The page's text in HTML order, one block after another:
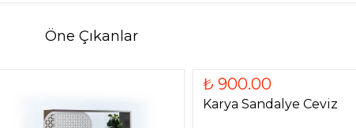
Öne Çıkanlar
₺ 900.00
Karya Sandalye Ceviz